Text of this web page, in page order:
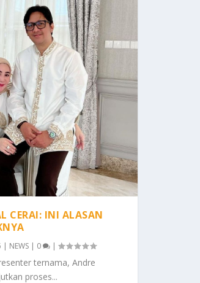
CERAI: INI ALASAN
| NEWS | 0 |
ternama, Andre
proses...